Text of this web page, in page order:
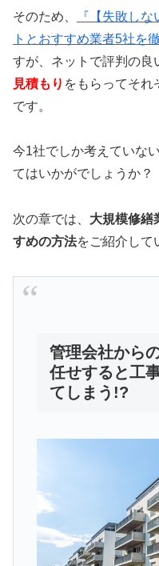
そのため、
『【失敗し
トとおすすめ業者5社を
すが、 ネットで評判の良
見積もり をもらってそれ
です。
今1社でしか考えていな
てはいかがでしょうか？
次の章では、 大規模修繕
すめの方法をご紹介して
管理会社から
任せすると工
てしまう!?